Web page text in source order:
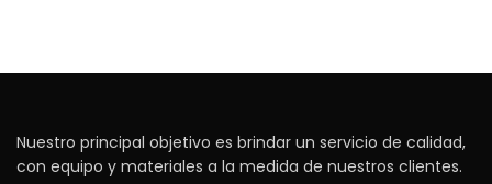
Nuestro principal objetivo es brindar un servicio de calidad,
con equipo y materiales a la medida de nuestros clientes.